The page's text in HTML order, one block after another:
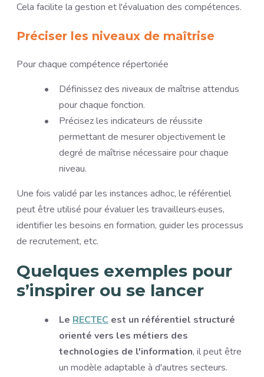
Cela facilite la gestion et l'évaluation des compétences.
Préciser les niveaux de maîtrise
Pour chaque compétence répertoriée
Définissez des niveaux de maîtrise attendus
pour chaque fonction.
Précisez les indicateurs de réussite
permettant de mesurer objectivement le
degré de maîtrise nécessaire pour chaque
niveau.
Une fois validé par les instances adhoc, le référentiel
peut être utilisé pour évaluer les travailleurs·euses,
identifier les besoins en formation, guider les processus
de recrutement, etc.
Quelques exemples pour
s’inspirer ou se lancer
Le RECTEC est un référentiel structuré
orienté vers les métiers des
technologies de l'information, il peut être
un modèle adaptable à d'autres secteurs.